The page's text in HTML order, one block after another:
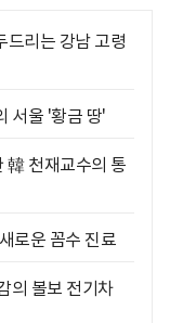
드리는 강남 고령
서울 '황금 땅'
천재교수의 통
로운 꼼수 진료
의 볼보 전기차